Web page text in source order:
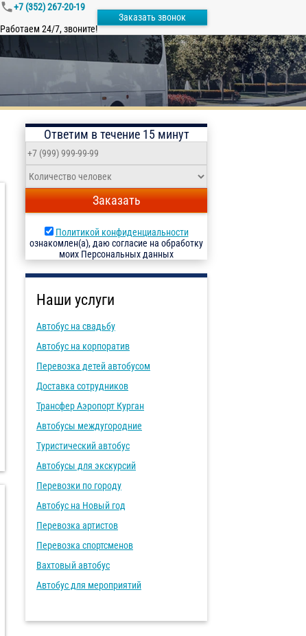
+7 (352) 267-20-19
Работаем 24/7, звоните!
Заказать звонок
Ответим в течение 15 минут
Заказать
Политикой конфиденциальности
ознакомлен(а), даю согласие на обработку
моих Персональных данных
Наши услуги
Автобус на свадьбу
Автобус на корпоратив
Перевозка детей автобусом
Доставка сотрудников
Трансфер Аэропорт Курган
Автобусы междугородние
Туристический автобус
Автобусы для экскурсий
Перевозки по городу
Автобус на Новый год
Перевозка артистов
Перевозка спортсменов
Вахтовый автобус
Автобус для мероприятий